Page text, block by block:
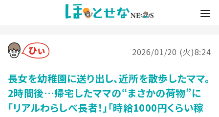
2026/01/20 (火)8:24
長女を幼稚園に送り出し、近所を散歩したママ。
2時間後…帰宅したママの“まさかの荷物”に
「リアルわらしべ長者！」「時給1000円くらい稼